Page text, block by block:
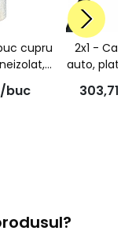
cupru
M10,
50mmp
/buc
2x1 -
auto, plat,
303,71